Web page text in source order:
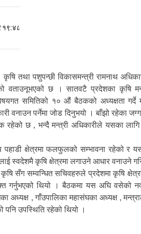
१९:४८
तथा पशुपन्छी विकासमन्त्री रामनाथ
वताउनूभएको छ । सातवटै प्रदेशका कृषि
समितिको १० औं बैठकको अध्यक्षता गर्दे
वनाउन पर्नेमा जोड दिनुभयो । बाँझो रहेका
रहेको छ , भन्दै मन्त्री अधिकारीले यसका
पहाडी क्षेत्रमा फलफुलको सम्भावना रहेको
स्वदेशमै कृषि क्षेत्रमा लगाउने आधार वनाउने
सँग सम्वन्धित सचिवहरुले प्रदेशमा कृषि
गर्नुभएको थियो । बैठकमा यस अघि वसेको
अध्यक्ष , गाँउपालिका महासंघका अध्यक्ष ,
उपस्थिति रहेको थियो ।